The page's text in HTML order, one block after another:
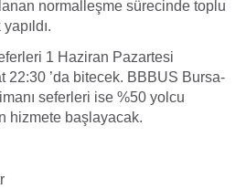
normalleşme sürecinde toplu
1 Haziran Pazartesi
22:30 ’da bitecek. BBBUS Bursa-
seferleri ise %50 yolcu
hizmete başlayacak.